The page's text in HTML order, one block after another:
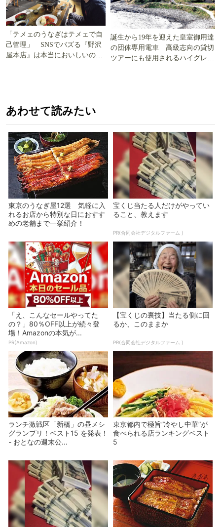
「テメェのうなぎはテメェで自
己管理」 SNSでバズる『野沢
屋本店』は本当においしいの
誕生から19年を迎えた皇室御用達
の団体専用電車 高級志向の貸切
ツアーにも使用されるハイグレー
あわせて読みたい
東京のうなぎ屋12選 気軽に入
れるお店から特別な日におすす
めの老舗まで一挙紹介！
宝くじ当たる人だけがやってい
ること、教えます
PR(合同会社デジタルファーム )
「え、こんなセールやってた
の？」80％OFF以上が続々登
場！Amazonの本気が...
PR(Amazon)
【宝くじの裏技】当たる側に回
るか、このままか
PR(合同会社デジタルファーム )
ランチ激戦区「新橋」の昼メシ
グランプリ！ベスト15 を発表！
- おとなの週末公...
東京都内で極旨”冷やし中華”が
食べられる店ランキングベスト
5